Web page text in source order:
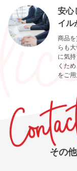
安心
イル
商品
らも
に気
くた
をご用
その